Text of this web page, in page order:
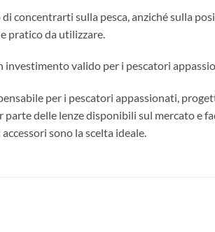
concentrarti sulla pesca, anziché sulla
pratico da utilizzare.
valido per i pescatori
per i pescatori appassionati,
delle lenze disponibili sul mercato e
sono la scelta ideale.